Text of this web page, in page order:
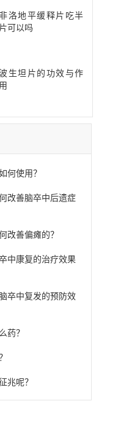
洛地平缓释片吃半
片可以吗
生坦片的功效与作
用
何使用？
改善脑卒中后遗症
改善偏瘫的？
中康复的治疗效果
卒中复发的预防效
药？
兆呢？